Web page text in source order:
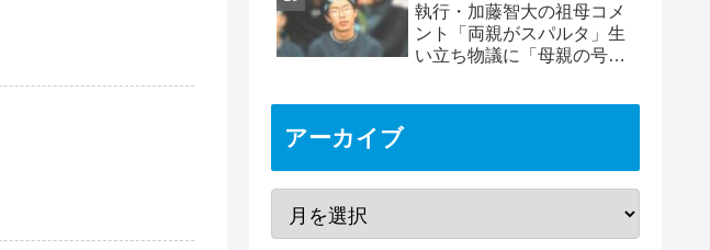
執行・加藤智大の祖母コメ
ント「両親がスパルタ」生
い立ち物議に「母親の号泣
アーカイブ